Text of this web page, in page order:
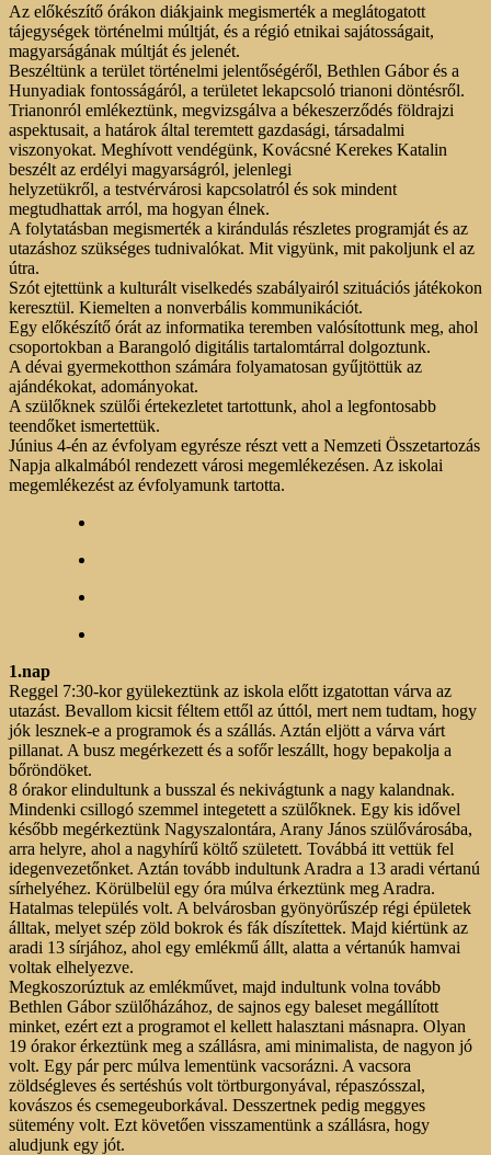
Az előkészítő órákon diákjaink megismerték a meglátogatott
tájegységek történelmi múltját, és a régió etnikai sajátosságait,
magyarságának múltját és jelenét.
Beszéltünk a terület történelmi jelentőségéről, Bethlen Gábor és a
Hunyadiak fontosságáról, a területet lekapcsoló trianoni döntésről.
Trianonról emlékeztünk, megvizsgálva a békeszerződés földrajzi
aspektusait, a határok által teremtett gazdasági, társadalmi
viszonyokat. Meghívott vendégünk, Kovácsné Kerekes Katalin
beszélt az erdélyi magyarságról, jelenlegi
helyzetükről, a testvérvárosi kapcsolatról és sok mindent
megtudhattak arról, ma hogyan élnek.
A folytatásban megismerték a kirándulás részletes programját és az
utazáshoz szükséges tudnivalókat. Mit vigyünk, mit pakoljunk el az
útra.
Szót ejtettünk a kulturált viselkedés szabályairól szituációs játékokon
keresztül. Kiemelten a nonverbális kommunikációt.
Egy előkészítő órát az informatika teremben valósítottunk meg, ahol
csoportokban a Barangoló digitális tartalomtárral dolgoztunk.
A dévai gyermekotthon számára folyamatosan gyűjtöttük az
ajándékokat, adományokat.
A szülőknek szülői értekezletet tartottunk, ahol a legfontosabb
teendőket ismertettük.
Június 4-én az évfolyam egyrésze részt vett a Nemzeti Összetartozás
Napja alkalmából rendezett városi megemlékezésen. Az iskolai
megemlékezést az évfolyamunk tartotta.
1.nap
Reggel 7:30-kor gyülekeztünk az iskola előtt izgatottan várva az
utazást. Bevallom kicsit féltem ettől az úttól, mert nem tudtam, hogy
jók lesznek-e a programok és a szállás. Aztán eljött a várva várt
pillanat. A busz megérkezett és a sofőr leszállt, hogy bepakolja a
bőröndöket.
8 órakor elindultunk a busszal és nekivágtunk a nagy kalandnak.
Mindenki csillogó szemmel integetett a szülőknek. Egy kis idővel
később megérkeztünk Nagyszalontára, Arany János szülővárosába,
arra helyre, ahol a nagyhírű költő született. Továbbá itt vettük fel
idegenvezetőnket. Aztán tovább indultunk Aradra a 13 aradi vértanú
sírhelyéhez. Körülbelül egy óra múlva érkeztünk meg Aradra.
Hatalmas település volt. A belvárosban gyönyörűszép régi épületek
álltak, melyet szép zöld bokrok és fák díszítettek. Majd kiértünk az
aradi 13 sírjához, ahol egy emlékmű állt, alatta a vértanúk hamvai
voltak elhelyezve.
Megkoszorúztuk az emlékművet, majd indultunk volna tovább
Bethlen Gábor szülőházához, de sajnos egy baleset megállított
minket, ezért ezt a programot el kellett halasztani másnapra. Olyan
19 órakor érkeztünk meg a szállásra, ami minimalista, de nagyon jó
volt. Egy pár perc múlva lementünk vacsorázni. A vacsora
zöldségleves és sertéshús volt törtburgonyával, répaszósszal,
kovászos és csemegeuborkával. Desszertnek pedig meggyes
sütemény volt. Ezt követően visszamentünk a szállásra, hogy
aludjunk egy jót.